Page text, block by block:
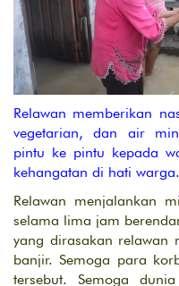
Relawan memberikan
vegetarian, dan air
pintu ke pintu kepada
kehangatan di hati warga.
Relawan menjalankan
selama lima jam
yang dirasakan relawan
banjir. Semoga para
tersebut. Semoga